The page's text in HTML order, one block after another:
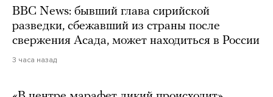
BBC News: бывший глава сирийской
разведки, сбежавший из страны после
свержения Асада, может находиться в России
3 часа назад